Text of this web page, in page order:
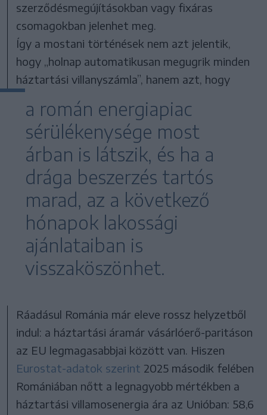
szerződésmegújításokban vagy fixáras
csomagokban jelenhet meg.
Így a mostani történések nem azt jelentik,
hogy „holnap automatikusan megugrik minden
háztartási villanyszámla”, hanem azt, hogy
a román energiapiac
sérülékenysége most
árban is látszik, és ha a
drága beszerzés tartós
marad, az a következő
hónapok lakossági
ajánlataiban is
visszaköszönhet.
Ráadásul Románia már eleve rossz helyzetből
indul: a háztartási áramár vásárlóerő-paritáson
az EU legmagasabbjai között van. Hiszen
Eurostat-adatok szerint 2025 második felében
Romániában nőtt a legnagyobb mértékben a
háztartási villamosenergia ára az Unióban: 58,6